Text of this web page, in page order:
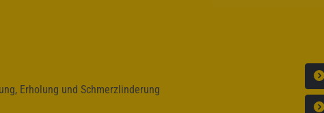
Erholung und Schmerzlinderung